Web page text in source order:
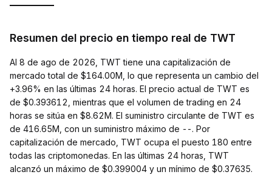
Resumen del precio en tiempo real de TWT
Al 8 de ago de 2026, TWT tiene una capitalización de
mercado total de $164.00M, lo que representa un cambio del
+3.96% en las últimas 24 horas. El precio actual de TWT es
de $0.393612, mientras que el volumen de trading en 24
horas se sitúa en $8.62M. El suministro circulante de TWT es
de 416.65M, con un suministro máximo de --. Por
capitalización de mercado, TWT ocupa el puesto 180 entre
todas las criptomonedas. En las últimas 24 horas, TWT
alcanzó un máximo de $0.399004 y un mínimo de $0.37635.